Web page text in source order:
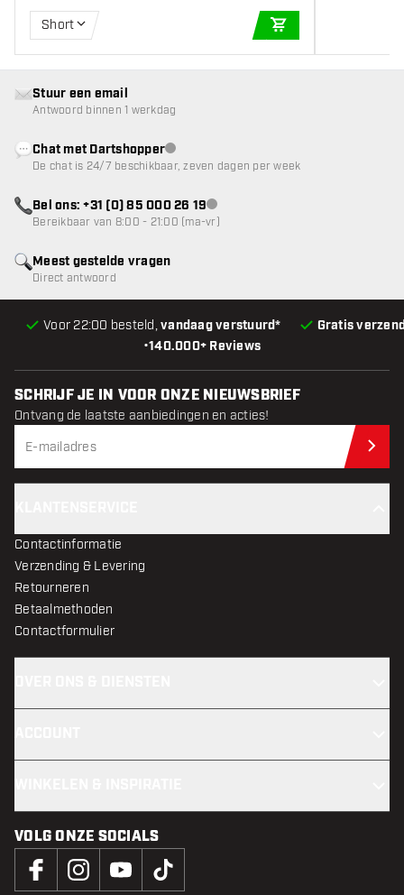
Short
•140.000+ Reviews
Voor 22:00 besteld,vandaag verstuurd* Gratis
Meest gestelde vragen
Direct antwoord
Stuur een email
Antwoord binnen 1 werkdag
Chat met Dartshopperklantenservice niet beschikbaar
De chat is 24/7 beschikbaar, zeven dagen per week
Bel ons: +31 (0) 85 000 26 19klantenservice niet beschikbaar
Bereikbaar van 8:00 - 21:00 (ma-vr)
SCHRIJF JE IN VOOR ONZE NIEUWSBRIEF
Ontvang de laatste aanbiedingen en acties!
Contactinformatie
Verzending & Levering
Retourneren
Betaalmethoden
Contactformulier
VOLG ONZE SOCIALS